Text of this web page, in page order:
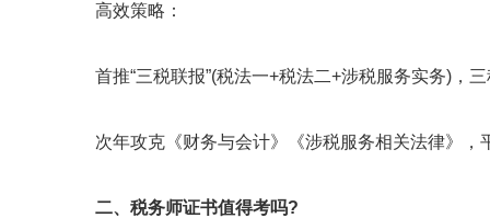
高效策略：
首推“三税联报”(税法一+税法二+涉税服务实务)，三
次年攻克《财务与会计》《涉税服务相关法律》，
二、税务师证书值得考吗?